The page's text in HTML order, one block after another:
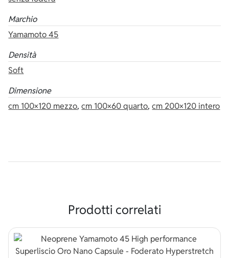
Marchio
Yamamoto 45
Densità
Soft
Dimensione
cm 100×120 mezzo,cm 100×60 quarto,cm 200×120 intero
Prodotti correlati